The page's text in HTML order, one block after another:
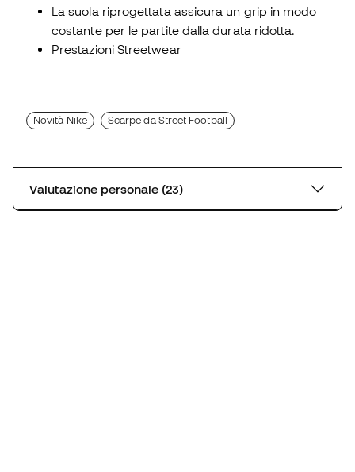
La suola riprogettata assicura un grip in modo
costante per le partite dalla durata ridotta.
Prestazioni Streetwear
Novità Nike Scarpe da Street Football
Valutazione personale (23)